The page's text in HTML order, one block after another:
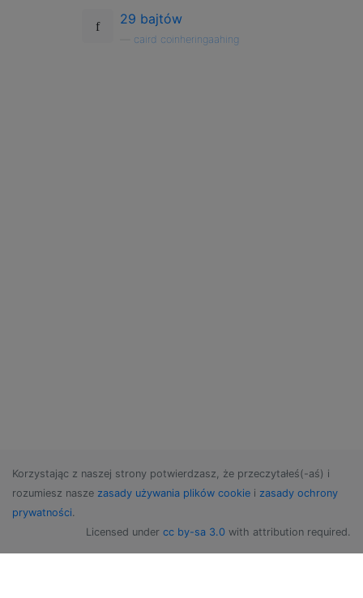
29 bajtów
caird coinheringaahing
Korzystając z naszej strony potwierdzasz, że przeczytałeś(-aś) i
rozumiesz nasze zasady używania plików cookie i zasady ochrony
prywatności.
Licensed under cc by-sa 3.0 with attribution required.